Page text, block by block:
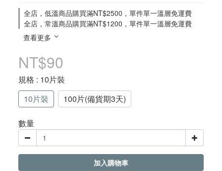
全店，低溫商品購買滿NT$2500，單件單一溫層免運費
全店，常溫商品購買滿NT$1200，單件單一溫層免運費
查看更多
NT$90
規格 : 10片裝
10片裝
100片(備貨期3天)
數量
加入購物車